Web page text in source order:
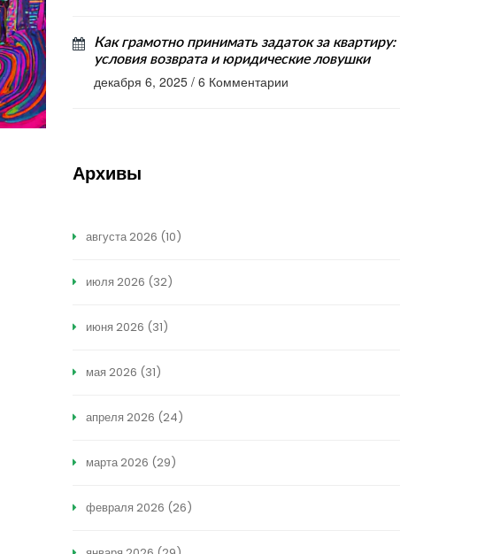
Как грамотно принимать задаток за квартиру:
условия возврата и юридические ловушки
декабря 6, 2025 / 6 Комментарии
Архивы
августа 2026 (10)
июля 2026 (32)
июня 2026 (31)
мая 2026 (31)
апреля 2026 (24)
марта 2026 (29)
февраля 2026 (26)